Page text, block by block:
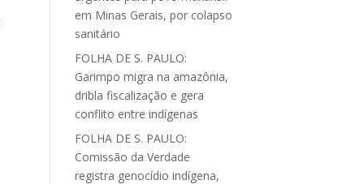
em Minas Gerais, por colapso
sanitário
FOLHA DE S. PAULO:
Garimpo migra na amazônia,
dribla fiscalização e gera
conflito entre indígenas
FOLHA DE S. PAULO:
Comissão da Verdade
registra genocídio indígena,